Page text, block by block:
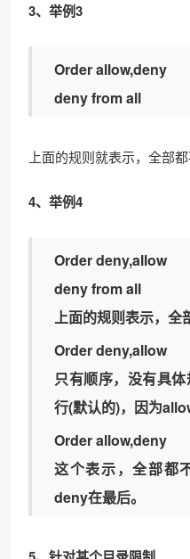
3、举例3
Order allow,deny
deny from all
上面的规则就表示，全部都
4、举例4
Order deny,allow
deny from all
上面的规则表示，全
Order deny,allow
只有顺序，没有具
行(默认的)，因为
Order allow,deny
这个表示，全部都
deny在最后。